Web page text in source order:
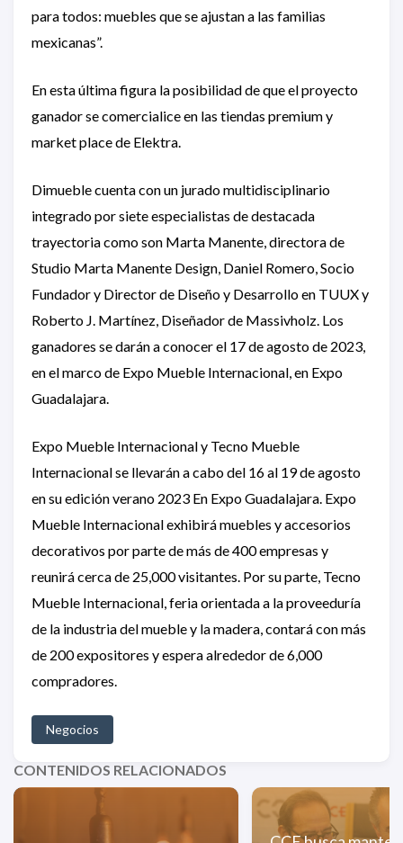
para todos: muebles que se ajustan a las familias
mexicanas”.
En esta última figura la posibilidad de que el proyecto
ganador se comercialice en las tiendas premium y
market place de Elektra.
Dimueble cuenta con un jurado multidisciplinario
integrado por siete especialistas de destacada
trayectoria como son Marta Manente, directora de
Studio Marta Manente Design, Daniel Romero, Socio
Fundador y Director de Diseño y Desarrollo en TUUX y
Roberto J. Martínez, Diseñador de Massivholz. Los
ganadores se darán a conocer el 17 de agosto de 2023,
en el marco de Expo Mueble Internacional, en Expo
Guadalajara.
Expo Mueble Internacional y Tecno Mueble
Internacional se llevarán a cabo del 16 al 19 de agosto
en su edición verano 2023 En Expo Guadalajara. Expo
Mueble Internacional exhibirá muebles y accesorios
decorativos por parte de más de 400 empresas y
reunirá cerca de 25,000 visitantes. Por su parte, Tecno
Mueble Internacional, feria orientada a la proveeduría
de la industria del mueble y la madera, contará con más
de 200 expositores y espera alrededor de 6,000
compradores.
Negocios
CONTENIDOS RELACIONADOS